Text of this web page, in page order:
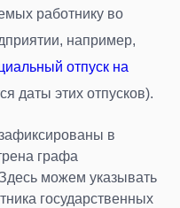
работнику во
например,
отпуск на
даты этих отпусков).
в
графа
можем указывать
государственных